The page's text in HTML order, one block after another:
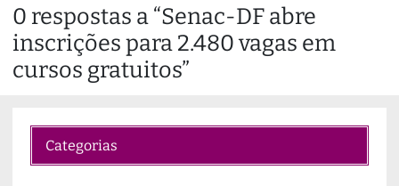
d
i
n
g
0 respostas a “Senac-DF abre
inscrições para 2.480 vagas em
cursos gratuitos”
Categorias